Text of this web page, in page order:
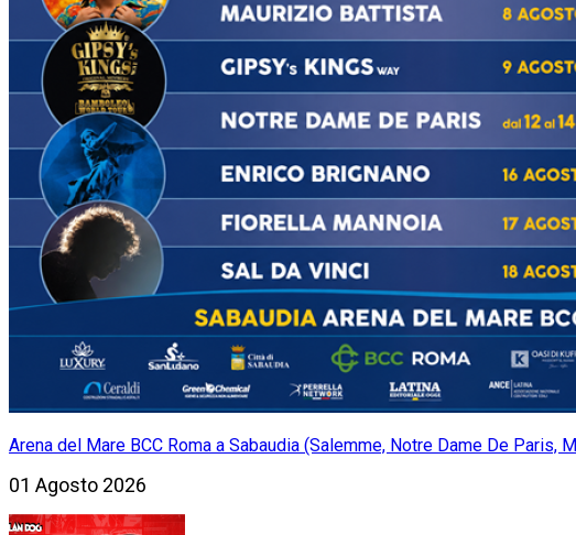
Arena del Mare BCC Roma a Sabaudia (Salemme, Notre Dame De
01 Agosto 2026